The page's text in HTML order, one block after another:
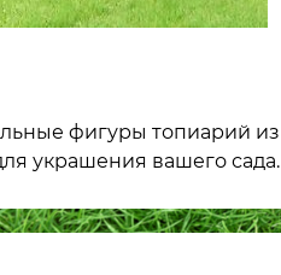
фигуры топиарий из
украшения вашего сада.